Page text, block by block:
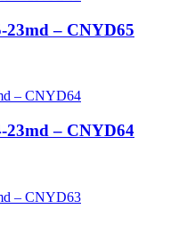
23md – CNYD65
23md – CNYD64